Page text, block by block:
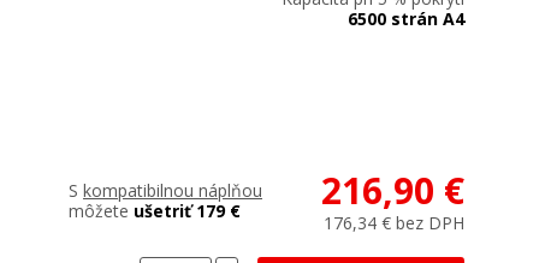
6500 strán A4
S kompatibilnou náplňou
môžete ušetriť 179 € 216,90 €
176,34 € bez DPH